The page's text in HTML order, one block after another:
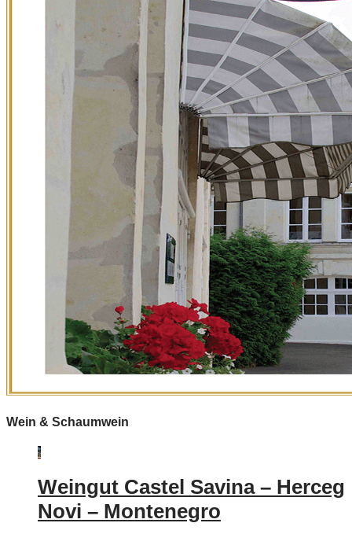
Wein & Schaumwein
Weingut Castel Savina – Herceg
Novi – Montenegro